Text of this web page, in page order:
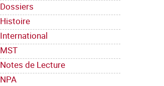
Dossiers
Histoire
International
MST
Notes de Lecture
NPA